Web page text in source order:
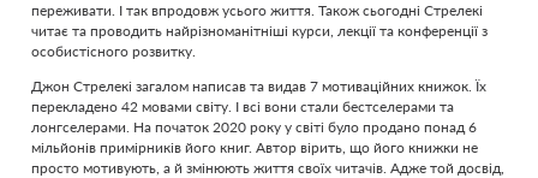
переживати. І так впродовж усього життя. Також сьогодні Стрелекі
читає та проводить найрізноманітніші курси, лекції та конференції з
особистісного розвитку.
Джон Стрелекі загалом написав та видав 7 мотиваційних книжок. Їх
перекладено 42 мовами світу. І всі вони стали бестселерами та
лонгселерами. На початок 2020 року у світі було продано понад 6
мільйонів примірників його книг. Автор вірить, що його книжки не
просто мотивують, а й змінюють життя своїх читачів. Адже той досвід,